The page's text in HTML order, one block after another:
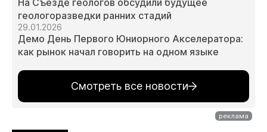
На Съезде геологов обсудили будущее
геологоразведки ранних стадий
29.01.2026
Демо День Первого Юниорного Акселератора:
как рынок начал говорить на одном языке
Смотреть все новости